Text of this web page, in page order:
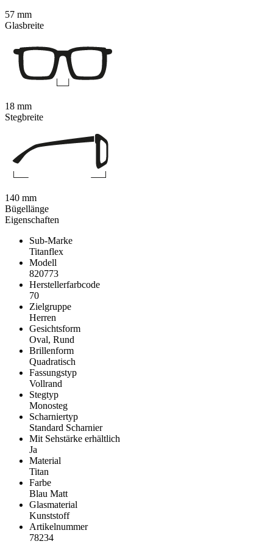
Eigenschaften
Sub-Marke
Titanflex
Modell
820773
Herstellerfarbcode
70
Zielgruppe
Herren
Gesichtsform
Oval, Rund
Brillenform
Quadratisch
Fassungstyp
Vollrand
Stegtyp
Monosteg
Scharniertyp
Standard Scharnier
Mit Sehstärke erhältlich
Ja
Material
Titan
Farbe
Blau Matt
Glasmaterial
Kunststoff
Artikelnummer
78234
57 mm
Glasbreite
18 mm
Stegbreite
140 mm
Bügellänge